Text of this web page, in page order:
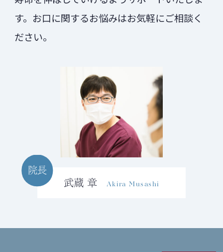
す。お口に関するお悩みはお気軽にご相談く
ださい。
院長
武蔵 章 Akira Musashi